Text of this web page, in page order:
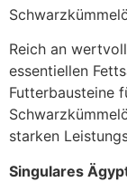
Reich an
essentiellen
Futterbausteine
starken
Singulares